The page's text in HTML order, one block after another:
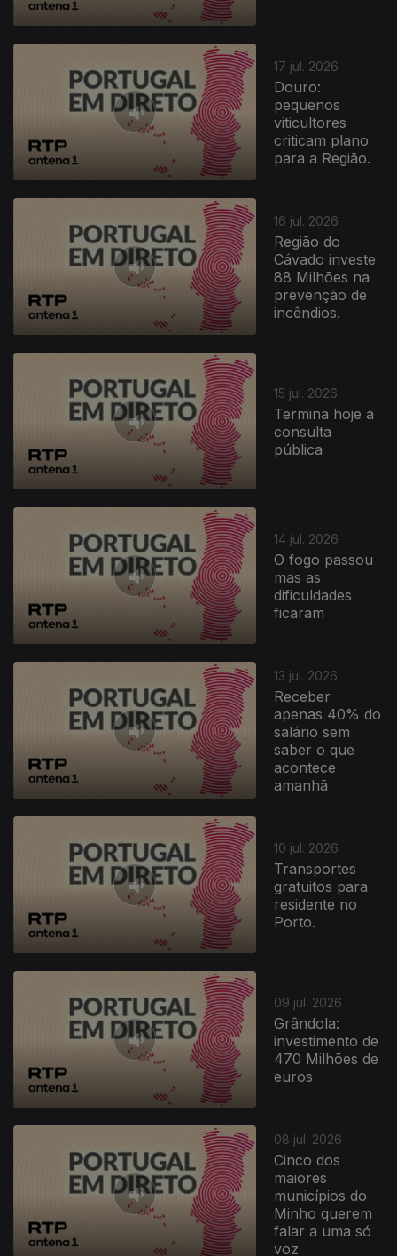
17 jul. 2026
Douro:
pequenos
viticultores
criticam plano
para a Região.
16 jul. 2026
Região do
Cávado investe
88 Milhões na
prevenção de
incêndios.
15 jul. 2026
Termina hoje a
consulta
pública
14 jul. 2026
O fogo passou
mas as
dificuldades
ficaram
13 jul. 2026
Receber
apenas 40% do
salário sem
saber o que
acontece
amanhã
10 jul. 2026
Transportes
gratuitos para
residente no
Porto.
09 jul. 2026
Grândola:
investimento de
470 Milhões de
euros
08 jul. 2026
Cinco dos
maiores
municípios do
Minho querem
falar a uma só
voz